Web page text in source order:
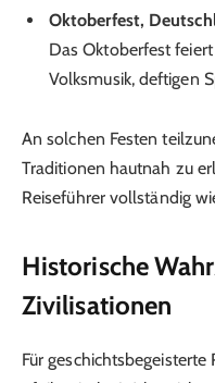
Oktoberfest,
Das Oktoberfest
Volksmusik, deftigen
An solchen Festen
Traditionen hautnah zu
Reiseführer vollständig
Historische
Zivilisationen
Für